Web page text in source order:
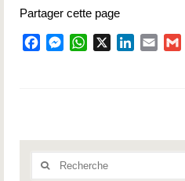
Partager cette page
FacebookMessenger
WhatsAppLinkedIn
Email
Rechercher